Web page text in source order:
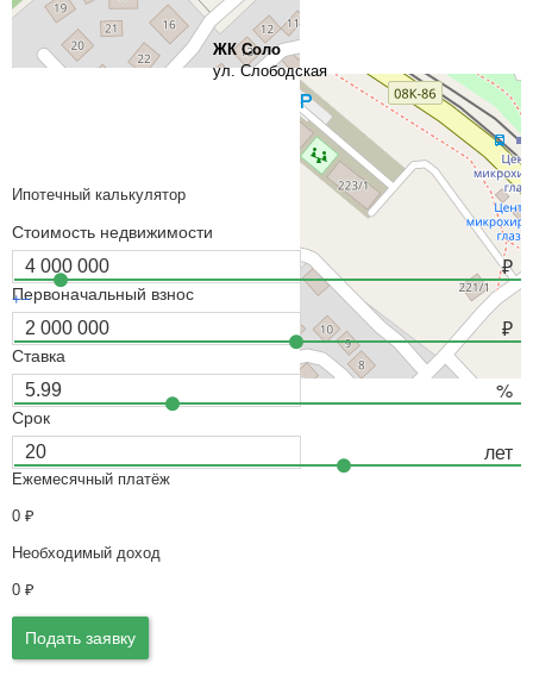
+−
Leaflet| Map data © contributors,CC-BY-SA
ЖК Соло
ул. Слободская
Ипотечный калькулятор
Стоимость недвижимости
Первоначальный взнос
Ставка
Срок
Ежемесячный платёж
0 ₽
Необходимый доход
0 ₽
Подать заявку